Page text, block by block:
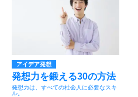
アイデア発想
発想力を鍛える30の方法
発想力は、すべての社会人に必要なスキ
ル。